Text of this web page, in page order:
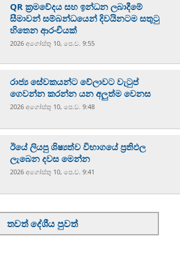
QR ක්‍රමවේදය සහ ඉන්ධන ලබාදීමේ
සීමාවන් සම්බන්ධයෙන් දිවයිනටම සතුටු
හිතෙන ආරංචියක්
2026 අගෝස්‍තු 10, පෙ.ව. 9:55
රාජ්‍ය සේවකයන්ට වේලාවට වැටුප්
ගෙවන්න කරන්න යන අලුත්ම වෙනස
2026 අගෝස්‍තු 10, පෙ.ව. 9:48
ඊයේ ලියපු ශිෂ්‍යත්ව විභාගයේ ප්‍රතිඵල
ලැබෙන දවස මෙන්න
2026 අගෝස්‍තු 10, පෙ.ව. 9:41
තවත් දේශීය පුවත්